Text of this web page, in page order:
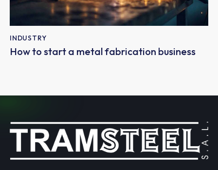
INDUSTRY
How to start a metal fabrication business